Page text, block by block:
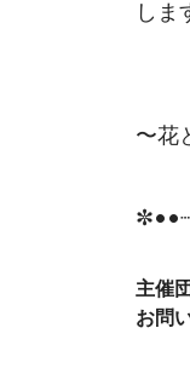
しま
〜花
主催
お問